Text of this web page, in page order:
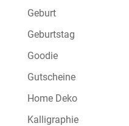
Geburt
Geburtstag
Goodie
Gutscheine
Home Deko
Kalligraphie